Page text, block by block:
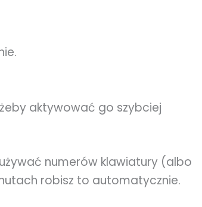
aktywować go szybciej
numerów klawiatury (albo
robisz to automatycznie.